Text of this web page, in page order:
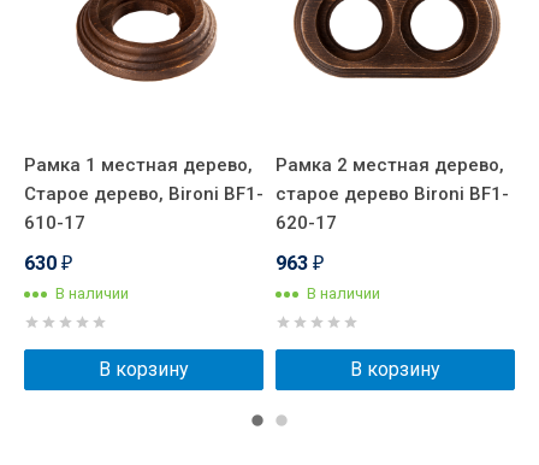
Рамка 1 местная дерево,
Старое дерево, Bironi BF1-
610-17
630 ₽
В наличии
В корзину
Рамка 2 местная дерево,
старое дерево Bironi BF1-
620-17
963 ₽
В наличии
В корзину